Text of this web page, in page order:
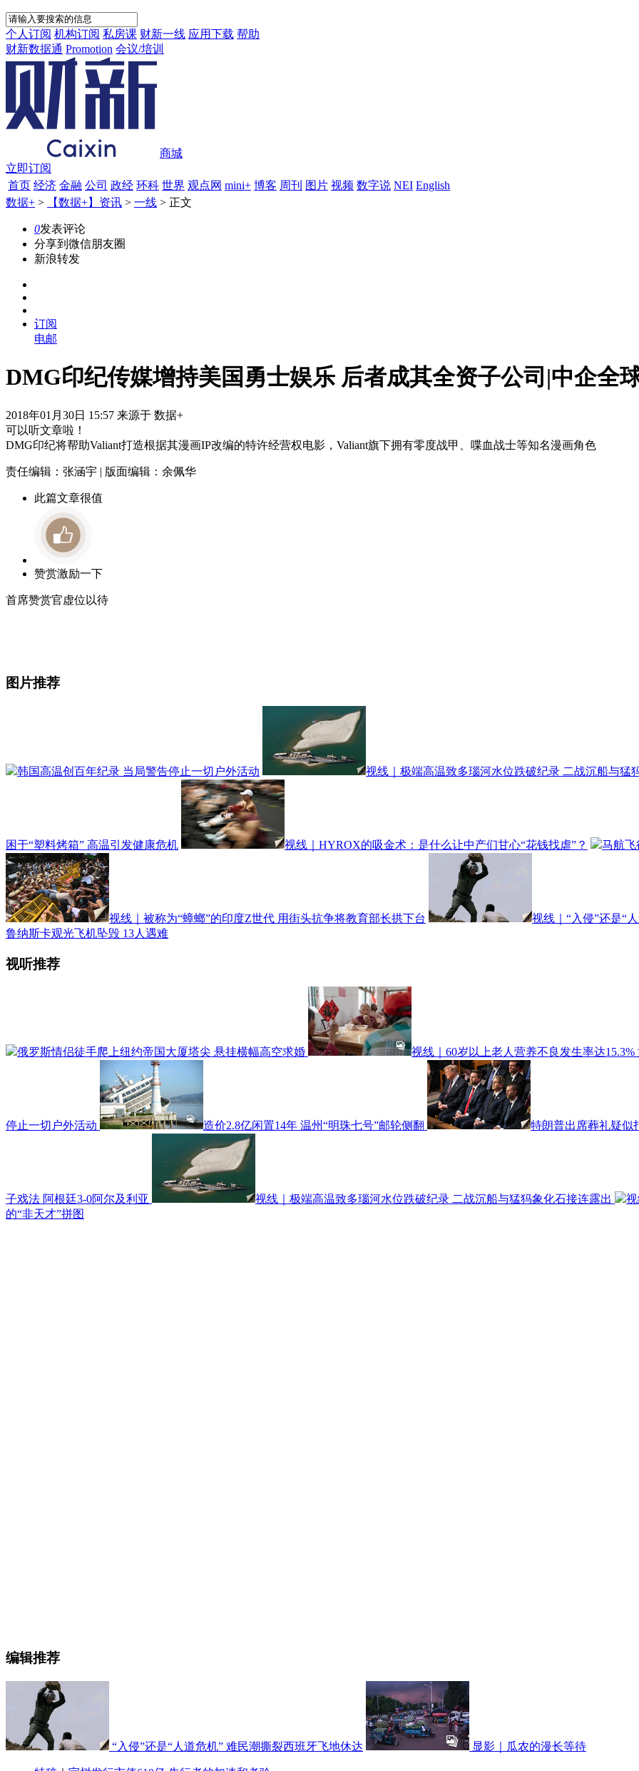
个人订阅 机构订阅 私房课 财新一线 应用下载 帮助
财新数据通 Promotion 会议/培训
商城
立即订阅
首页 经济 金融 公司 政经 环科 世界 观点网 mini+ 博客 周刊 图片 视频 数字说 NEI English
数据+ > 【数据+】资讯 > 一线 > 正文
0发表评论
分享到微信朋友圈
新浪转发
订阅
电邮
DMG印纪传媒增持美国勇士娱乐 后者成其全资子公司|中企全
2018年01月30日 15:57 来源于 数据+
可以听文章啦！
DMG印纪将帮助Valiant打造根据其漫画IP改编的特许经营权电影，Valiant旗下拥有零度战甲、喋血战士等知名漫画角色
责任编辑：张涵宇 | 版面编辑：余佩华
此篇文章很值
赞赏激励一下
首席赞赏官虚位以待
图片推荐
韩国高温创百年纪录 当局警告停止一切户外活动 视线｜极端高温致多瑙河水位跌破纪录 二战沉船与猛
困于“塑料烤箱” 高温引发健康危机 视线｜HYROX的吸金术：是什么让中产们甘心“花钱找虐”？ 马航飞
视线｜被称为“蟑螂”的印度Z世代 用街头抗争将教育部长拱下台
视线｜“入侵”还是“
鲁纳斯卡观光飞机坠毁 13人遇难
视听推荐
俄罗斯情侣徒手爬上纽约帝国大厦塔尖 悬挂横幅高空求婚 视线｜60岁以上老人营养不良发生率达
停止一切户外活动 造价2.8亿闲置14年 温州“明珠七号”邮轮侧翻 特朗普出席葬礼疑似
子戏法 阿根廷3-0阿尔及利亚 视线｜极端高温致多瑙河水位跌破纪录 二战沉船与猛犸象化石接连露出
的“非天才”拼图
编辑推荐
“入侵”还是“人道危机” 难民潮撕裂西班牙飞地休达 显影｜瓜农的漫长等待